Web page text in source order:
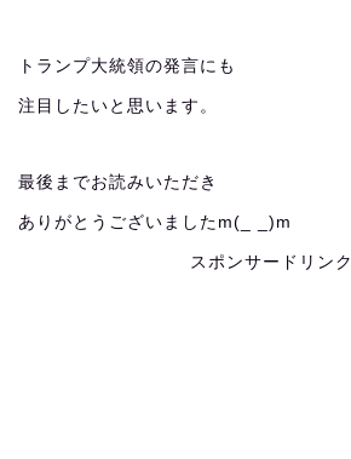
トランプ大統領の発言にも
注目したいと思います。
最後までお読みいただき
ありがとうございましたm(_ _)m
スポンサードリンク